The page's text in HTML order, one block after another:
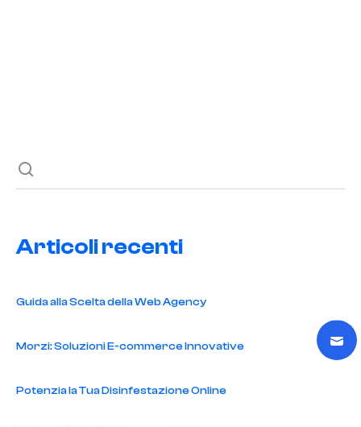
Articoli recenti
Guida alla Scelta della Web Agency
Morzi: Soluzioni E-commerce Innovative
Potenzia la Tua Disinfestazione Online